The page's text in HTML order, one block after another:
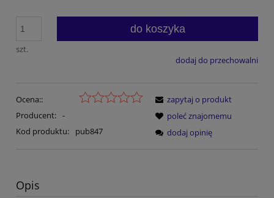
szt.
do koszyka
dodaj do przechowalni
Ocena::
Producent: -
Kod produktu:
pub847
zapytaj o produkt
poleć znajomemu
dodaj opinię
Opis